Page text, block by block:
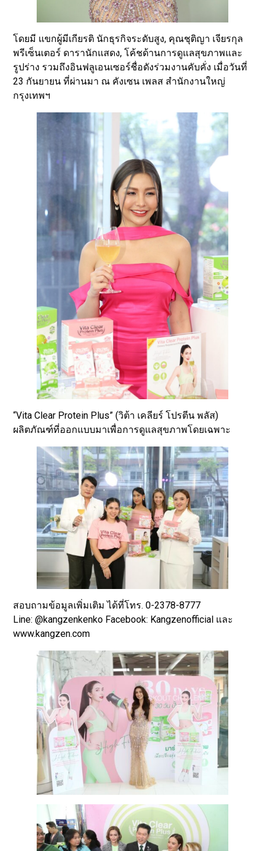
โดยมี แขกผู้มีเกียรติ นักธุรกิจระดับสูง, คุณชุติญา เจียรกุล
พรีเซ็นเตอร์ ดารานักแสดง, โค้ชด้านการดูแลสุขภาพและ
รูปร่าง รวมถึงอินฟลูเอนเซอร์ชื่อดังร่วมงานคับคั่ง เมื่อวันที่
23 กันยายน ที่ผ่านมา ณ คังเซน เพลส สำนักงานใหญ่
กรุงเทพฯ
“Vita Clear Protein Plus” (วิต้า เคลียร์ โปรตีน พลัส)
ผลิตภัณฑ์ที่ออกแบบมาเพื่อการดูแลสุขภาพโดยเฉพาะ
สอบถามข้อมูลเพิ่มเติม ได้ที่โทร. 0-2378-8777
Line: @kangzenkenko Facebook: Kangzenofficial และ
www.kangzen.com